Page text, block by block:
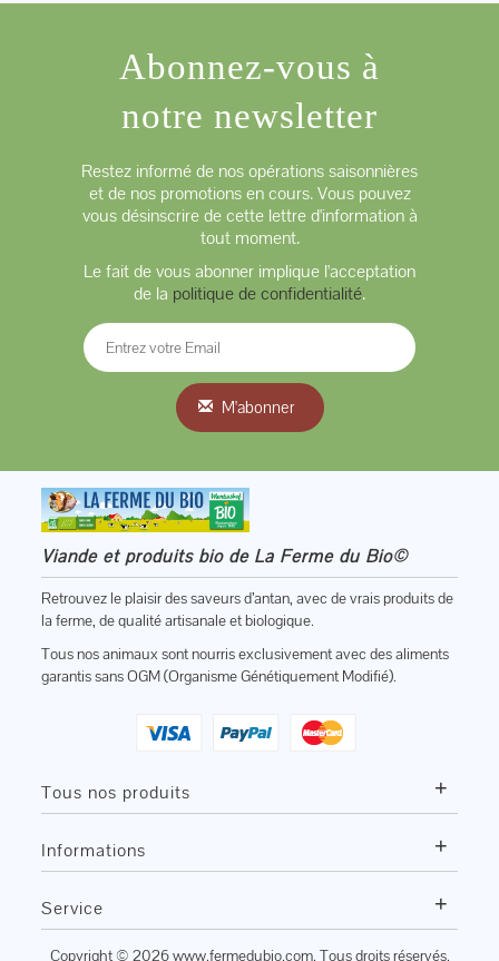
Abonnez-vous à
notre newsletter
Restez informé de nos opérations saisonnières
et de nos promotions en cours. Vous pouvez
vous désinscrire de cette lettre d'information à
tout moment.
Le fait de vous abonner implique l'acceptation
de la politique de confidentialité.
M'abonner
Viande et produits bio de La Ferme du Bio©
Retrouvez le plaisir des saveurs d’antan, avec de vrais produits de
la ferme, de qualité artisanale et biologique.
Tous nos animaux sont nourris exclusivement avec des aliments
garantis sans OGM (Organisme Génétiquement Modifié).
Tous nos produits +
Informations +
Service +
Copyright © 2026www.fermedubio.com. Tous droits réservés.